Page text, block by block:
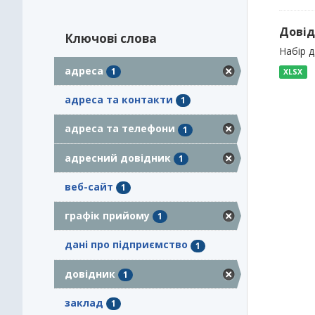
Ключові слова
адреса 1
адреса та контакти 1
адреса та телефони 1
адресний довідник 1
веб-сайт 1
графік прийому 1
дані про підприємство 1
довідник 1
заклад 1
Набір
XLSX